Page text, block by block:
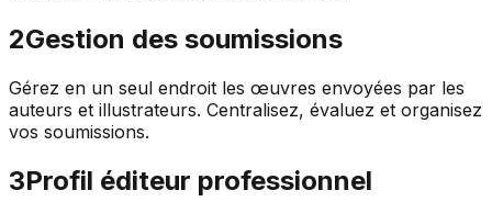
2Gestion des soumissions
Gérez en un seul endroit les œuvres envoyées par les
auteurs et illustrateurs. Centralisez, évaluez et organisez
vos soumissions.
3Profil éditeur professionnel